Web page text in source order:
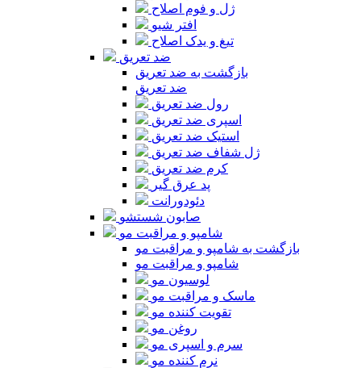
ژل و فوم اصلاح
افتر شیو
تیغ و یدک اصلاح
ضد تعریق
بازگشت به ضد تعریق
ضد تعریق
رول ضد تعریق
اسپری ضد تعریق
استیک ضد تعریق
ژل شفاف ضد تعریق
کرم ضد تعریق
پد عرق گیر
دئودورانت
صابون شستشو
شامپو و مراقبت مو
بازگشت به شامپو و مراقبت مو
شامپو و مراقبت مو
لوسیون مو
ماسک و مراقبت مو
تقویت کننده مو
روغن مو
سرم و اسپری مو
نرم کننده مو